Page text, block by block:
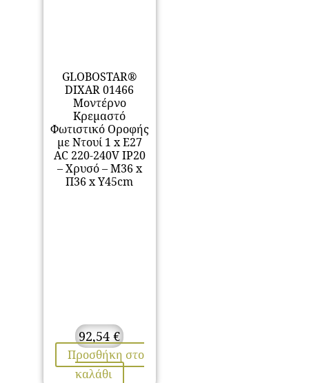
GLOBOSTAR®
DIXAR 01466
Μοντέρνο
Κρεμαστό
Φωτιστικό Οροφής
με Ντουί 1 x E27
AC 220-240V IP20
– Χρυσό – Μ36 x
Π36 x Υ45cm
92,54€
Προσθήκη στο
καλάθι